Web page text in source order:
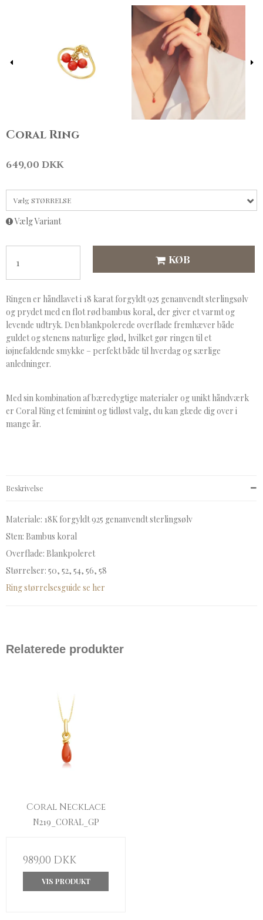
Coral Ring
649,00 DKK
Vælg STØRRELSE
Vælg Variant
KØB
Ringen er håndlavet i 18 karat forgyldt 925 genanvendt sterlingsølv
og prydet med en flot rød bambus koral, der giver et varmt og
levende udtryk. Den blankpolerede overflade fremhæver både
guldet og stenens naturlige glød, hvilket gør ringen til et
iøjnefaldende smykke – perfekt både til hverdag og særlige
anledninger.
Med sin kombination af bæredygtige materialer og unikt håndværk
er Coral Ring et feminint og tidløst valg, du kan glæde dig over i
mange år.
Beskrivelse
Materiale: 18K forgyldt 925 genanvendt sterlingsølv
Sten: Bambus koral
Overflade: Blankpoleret
Størrelser: 50, 52, 54, 56, 58
Ring størrelsesguide se her
Relaterede produkter
Coral Necklace
N219_CORAL_GP
989,00 DKK
VIS PRODUKT